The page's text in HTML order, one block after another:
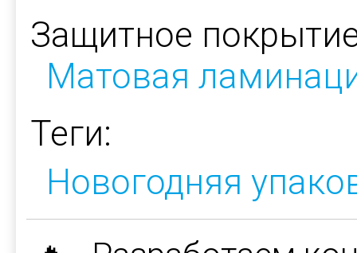
Защитное
Матовая
Теги:
Новогодняя